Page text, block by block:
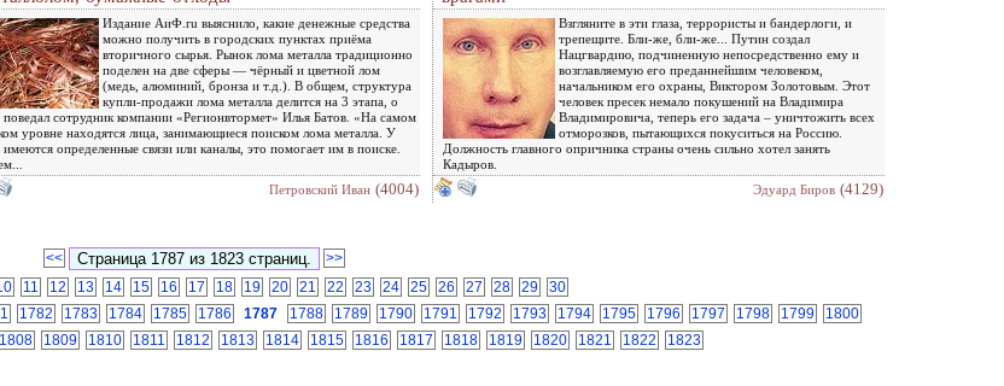
Издание АиФ.ru выяснило, какие денежные средства
можно получить в городских пунктах приёма
вторичного сырья. Рынок лома металла традиционно
поделен на две сферы — чёрный и цветной лом
(медь, алюминий, бронза и т.д.). В общем, структура
купли-продажи лома металла делится на 3 этапа, о
поведал сотрудник компании «Регионвтормет» Илья Батов. «На самом
уровне находятся лица, занимающиеся поиском лома металла. У
определенные связи или каналы, это помогает им в поиске.
Петровский Иван (4004)
Взгляните в эти глаза, террористы и бандерлоги, и
трепещите. Бли-же, бли-же... Путин создал
Нацгвардию, подчиненную непосредственно ему и
возглавляемую его преданнейшим человеком,
начальником его охраны, Виктором Золотовым. Этот
человек пресек немало покушений на Владимира
Владимировича, теперь его задача – уничтожить всех
отморозков, пытающихся покуситься на Россию.
Должность главного опричника страны очень сильно хотел занять
Кадыров.
Эдуард Биров (4129)
<<
>>
11 12 13 14 15 16 17 18 19 20 21 22 23 24 25 26 27 28 29
30
1782 1783 1784 1785 1786 1787 1788 1789 1790 1791 1792 1793 1794 1795 1796 1797 1798 1799
1800
1808 1809 1810 1811 1812 1813 1814 1815 1816 1817 1818 1819 1820 1821 1822 1823